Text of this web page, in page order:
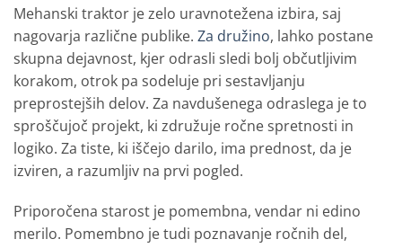
Mehanski traktor je zelo uravnotežena izbira, saj
nagovarja različne publike. Za družino, lahko postane
skupna dejavnost, kjer odrasli sledi bolj občutljivim
korakom, otrok pa sodeluje pri sestavljanju
preprostejših delov. Za navdušenega odraslega je to
sproščujoč projekt, ki združuje ročne spretnosti in
logiko. Za tiste, ki iščejo darilo, ima prednost, da je
izviren, a razumljiv na prvi pogled.
Priporočena starost je pomembna, vendar ni edino
merilo. Pomembno je tudi poznavanje ročnih del,